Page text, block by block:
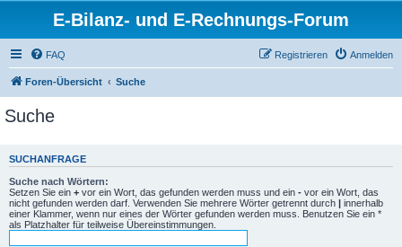
E-Bilanz- und E-Rechnungs-Forum
FAQ Anmelden
Registrieren
Foren-Übersicht Suche
Suche
SUCHANFRAGE
Suche nach Wörtern:
Setzen Sie ein + vor ein Wort, das gefunden werden muss und ein - vor ein Wort, das
nicht gefunden werden darf. Verwenden Sie mehrere Wörter getrennt durch | innerhalb
einer Klammer, wenn nur eines der Wörter gefunden werden muss. Benutzen Sie ein *
als Platzhalter für teilweise Übereinstimmungen.